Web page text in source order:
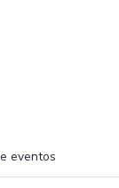
eventos